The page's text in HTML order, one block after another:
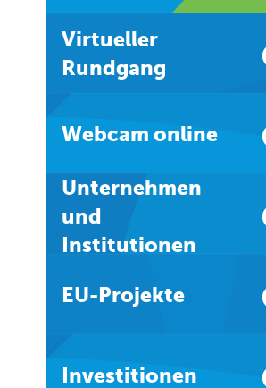
Virtueller
Rundgang
Webcam online
Unternehmen
und
Institutionen
EU-Projekte
Investitionen